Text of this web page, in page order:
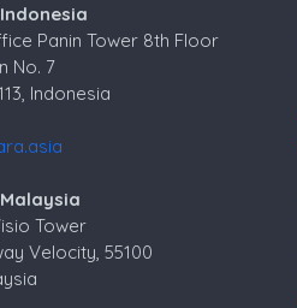
Panin Tower 8th Floor
No. 7
Indonesia
Tower
Velocity, 55100